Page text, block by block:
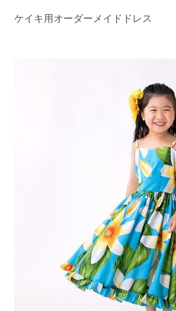
ケイキ用オーダーメイドドレス